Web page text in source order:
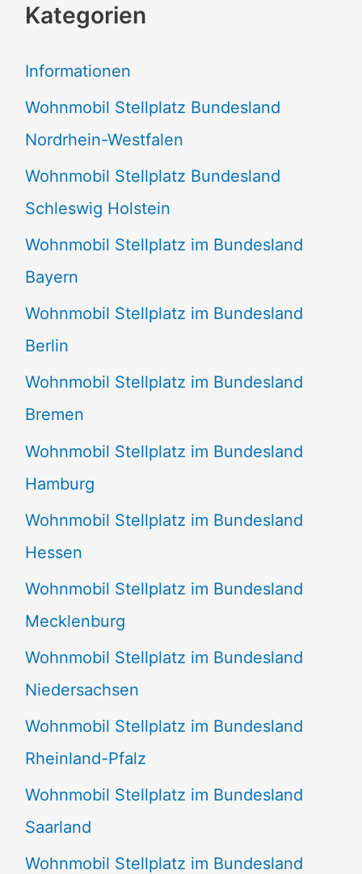
h
n
n
a
c
h
:
Kategorien
Informationen
Wohnmobil Stellplatz Bundesland
Nordrhein-Westfalen
Wohnmobil Stellplatz Bundesland
Schleswig Holstein
Wohnmobil Stellplatz im Bundesland
Bayern
Wohnmobil Stellplatz im Bundesland
Berlin
Wohnmobil Stellplatz im Bundesland
Bremen
Wohnmobil Stellplatz im Bundesland
Hamburg
Wohnmobil Stellplatz im Bundesland
Hessen
Wohnmobil Stellplatz im Bundesland
Mecklenburg
Wohnmobil Stellplatz im Bundesland
Niedersachsen
Wohnmobil Stellplatz im Bundesland
Rheinland-Pfalz
Wohnmobil Stellplatz im Bundesland
Saarland
Wohnmobil Stellplatz im Bundesland